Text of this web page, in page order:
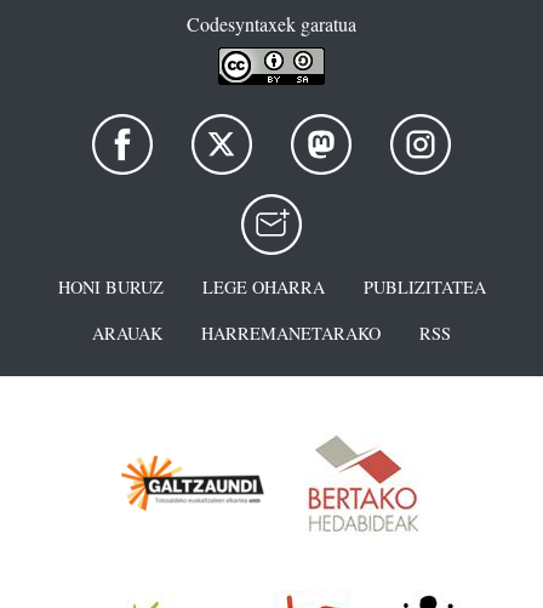
Codesyntaxek garatua
HONI BURUZ LEGE OHARRA
PUBLIZITATEA
ARAUAK
HARREMANETARAKO RSS